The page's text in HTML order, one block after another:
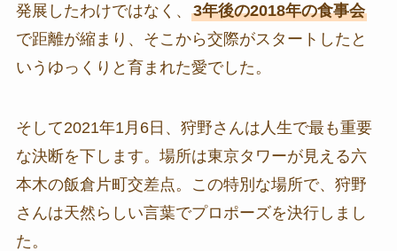
発展したわけではなく、 3年後の2018年の食事会
で距離が縮まり、そこから交際がスタートしたと
いうゆっくりと育まれた愛でした。
そして2021年1月6日、狩野さんは人生で最も重要
な決断を下します。場所は東京タワーが見える六
本木の飯倉片町交差点。この特別な場所で、狩野
さんは天然らしい言葉でプロポーズを決行しまし
た。